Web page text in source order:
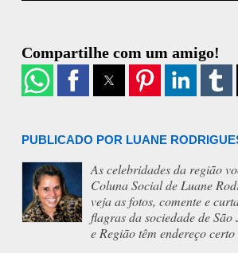
Compartilhe com um amigo!
PUBLICADO POR LUANE
As celebridades da região
Coluna Social de Luane
veja as fotos, comente e
flagras da sociedade de São
e Região têm endereço